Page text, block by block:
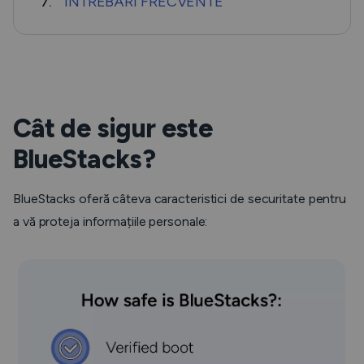
Cât de sigur este
BlueStacks?
BlueStacks oferă câteva caracteristici de securitate pentru
a vă proteja informațiile personale: